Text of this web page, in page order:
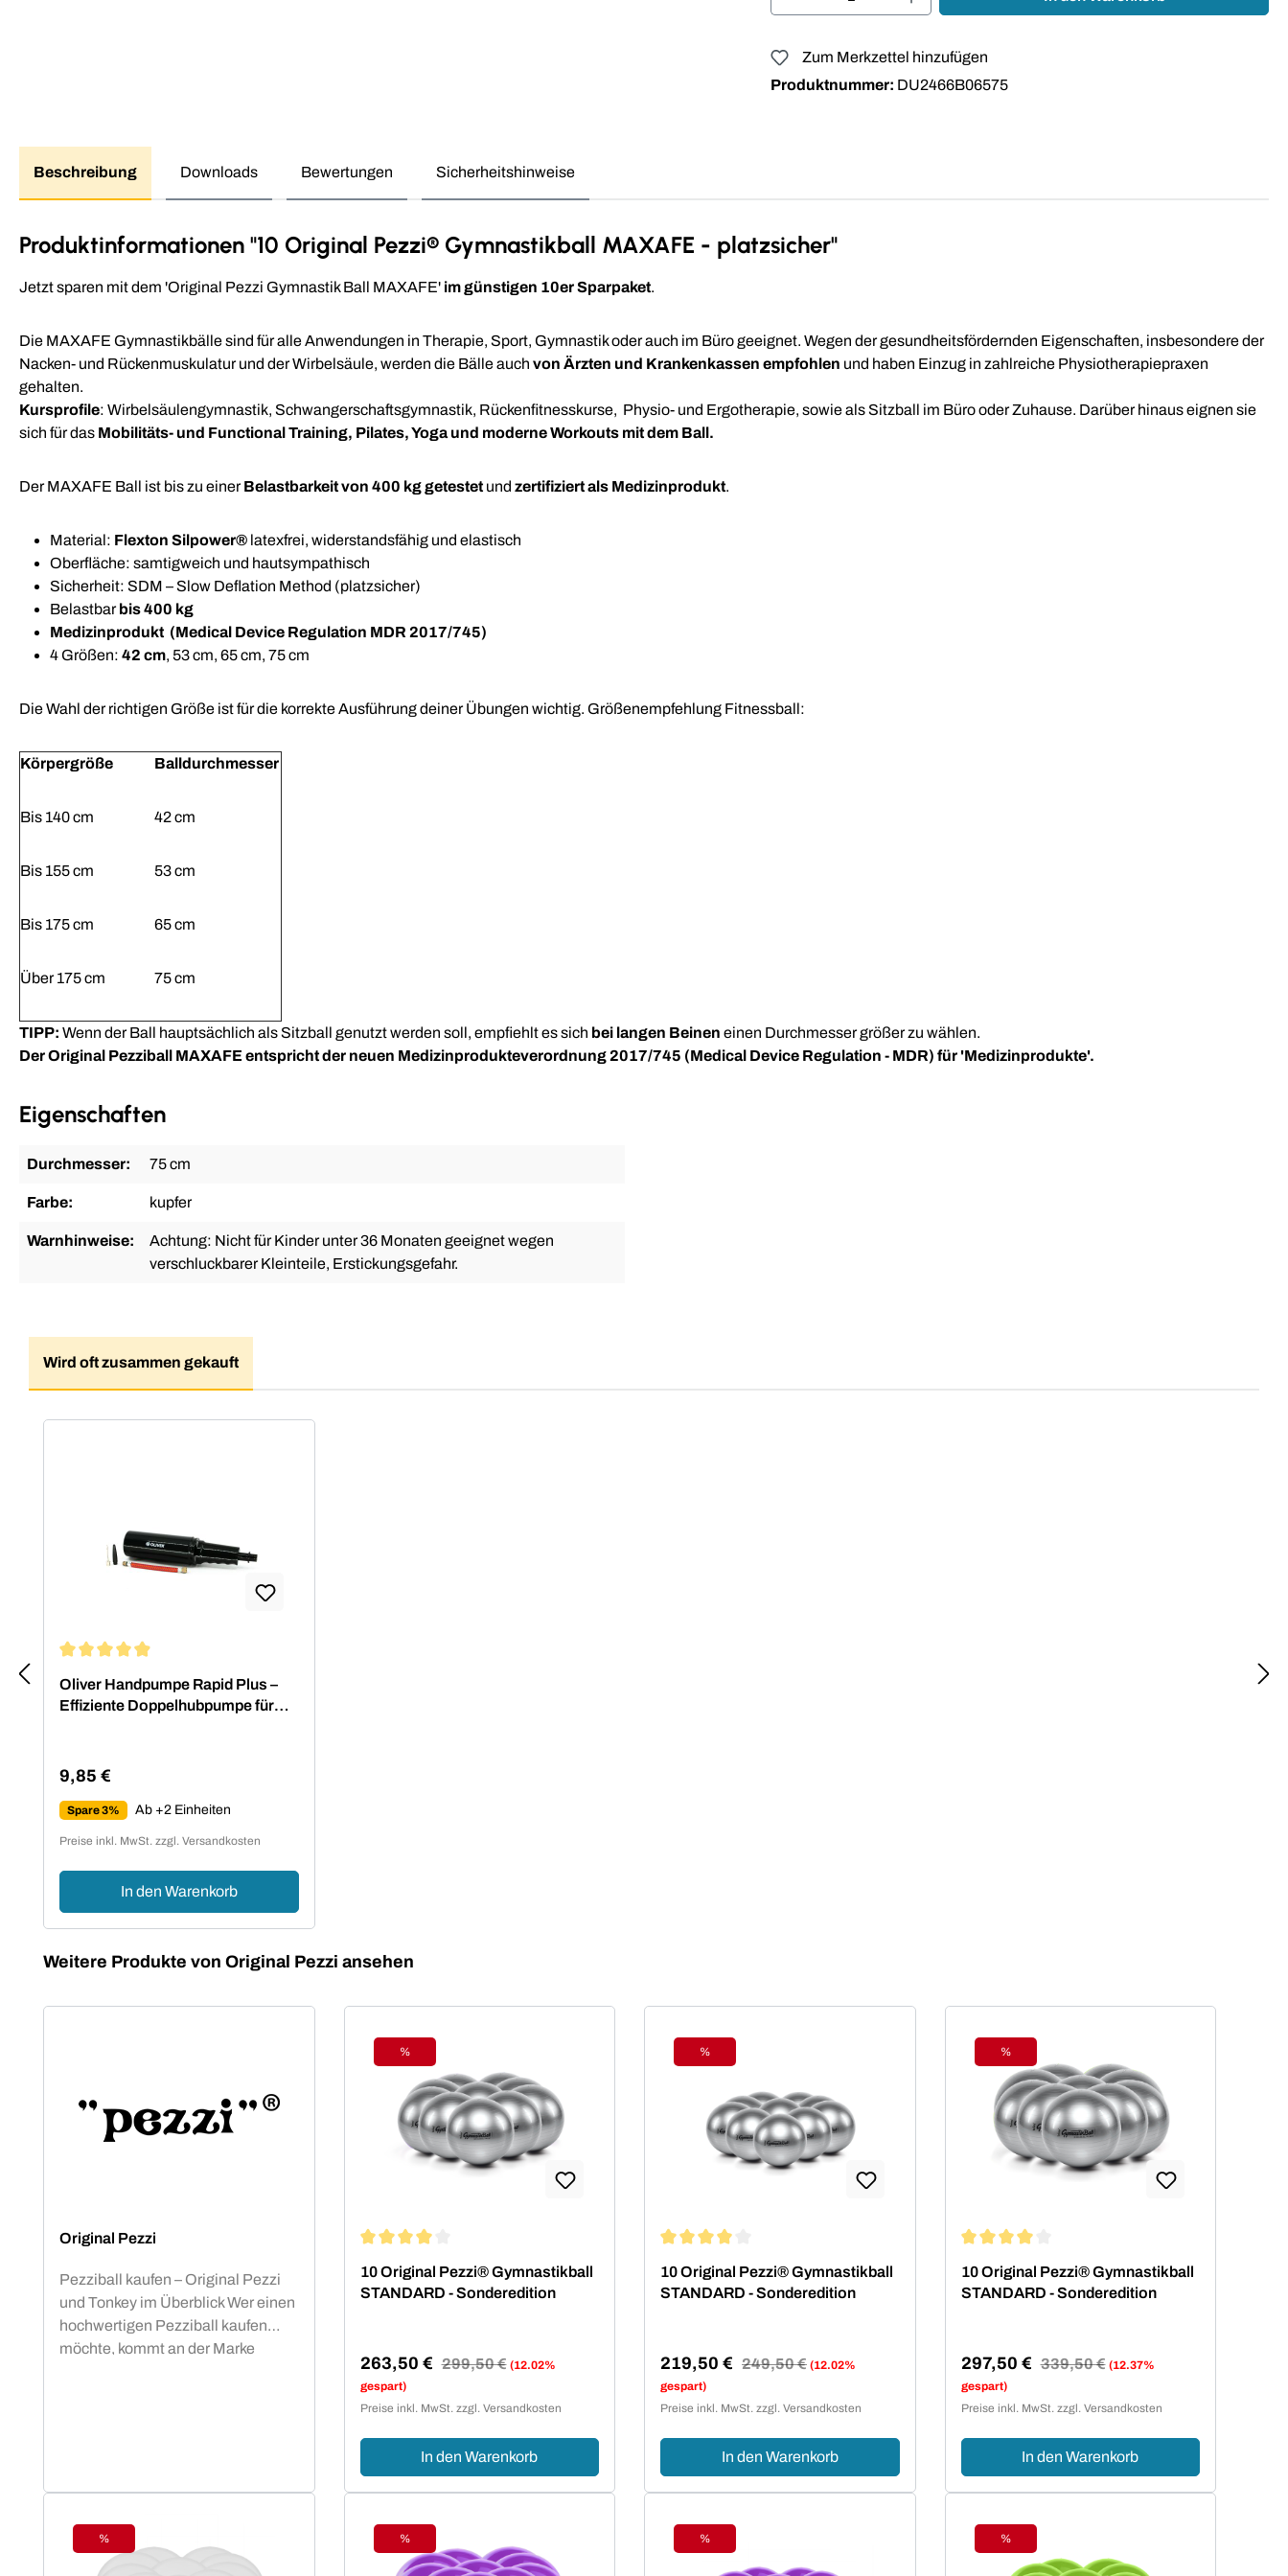
Zum Merkzettel hinzufügen
Produktnummer: DU2466B06575
Beschreibung Downloads Bewertungen Sicherheitshinweise
Produktinformationen "10 Original Pezzi® Gymnastikball MAXAFE - platzsicher"
Jetzt sparen mit dem 'Original Pezzi Gymnastik Ball MAXAFE' im günstigen 10er Sparpaket.
Die MAXAFE Gymnastikbälle sind für alle Anwendungen in Therapie, Sport, Gymnastik oder auch im Büro geeignet. Wegen der gesundheitsfördernden Eigenschaften, insbesondere der
Nacken- und Rückenmuskulatur und der Wirbelsäule, werden die Bälle auch von Ärzten und Krankenkassen empfohlen und haben Einzug in zahlreiche Physiotherapiepraxen
gehalten.
Kursprofile: Wirbelsäulengymnastik, Schwangerschaftsgymnastik, Rückenfitnesskurse, Physio- und Ergotherapie, sowie als Sitzball im Büro oder Zuhause. Darüber hinaus eignen sie
sich für das Mobilitäts- und Functional Training, Pilates, Yoga und moderne Workouts mit dem Ball.
Der MAXAFE Ball ist bis zu einerBelastbarkeit von 400 kg getestet und zertifiziert als Medizinprodukt.
Material: Flexton Silpower® latexfrei, widerstandsfähig und elastisch
Oberfläche: samtigweich und hautsympathisch
Sicherheit: SDM – Slow Deflation Method (platzsicher)
Belastbarbis 400 kg
Medizinprodukt (Medical Device Regulation MDR 2017/745)
4 Größen: 42 cm, 53 cm, 65 cm, 75 cm
Die Wahl der richtigen Größe ist für die korrekte Ausführung deiner Übungen wichtig. Größenempfehlung Fitnessball:
Körpergröße Balldurchmesser
Bis 140 cm 42 cm
Bis 155 cm 53 cm
Bis 175 cm 65 cm
Über 175 cm 75 cm
TIPP: Wenn der Ball hauptsächlich als Sitzball genutzt werden soll, empfiehlt es sich bei langen Beinen einen Durchmesser größer zu wählen.
Der Original Pezziball MAXAFE entspricht der neuen Medizinprodukteverordnung 2017/745 (Medical Device Regulation - MDR) für 'Medizinprodukte'.
Eigenschaften
Durchmesser: 75 cm
Farbe: kupfer
Warnhinweise:
Achtung: Nicht für Kinder unter 36 Monaten geeignet wegen
verschluckbarer Kleinteile, Erstickungsgefahr.
Wird oft zusammen gekauft
Oliver Handpumpe Rapid Plus –
Effiziente Doppelhubpumpe für
Regulärer Preis:
9,85 €
Spare 3% Ab +2 Einheiten
Preise inkl. MwSt. zzgl. Versandkosten
In den Warenkorb
Produktgalerie überspringen
Weitere Produkte von Original Pezzi ansehen
Original Pezzi
Pezziball kaufen – Original Pezzi
und Tonkey im Überblick Wer einen
hochwertigen Pezziball kaufen
möchte, kommt an der Marke
der Ledragomma-Familie. Die
Traditionsmarke, die seit über 60
Rabatt
%
10 Original Pezzi® Gymnastikball
STANDARD - Sonderedition
Verkaufspreis:
263,50 € Regulärer Preis:
299,50 € (12.02%
gespart)
Preise inkl. MwSt. zzgl. Versandkosten
In den Warenkorb
Rabatt
%
10 Original Pezzi® Gymnastikball
STANDARD - Sonderedition
Verkaufspreis:
219,50 € Regulärer Preis:
249,50 € (12.02%
gespart)
Preise inkl. MwSt. zzgl. Versandkosten
In den Warenkorb
Rabatt
%
10 Original Pezzi® Gymnastikball
STANDARD - Sonderedition
Verkaufspreis:
297,50 € Regulärer Preis:
339,50 € (12.37%
gespart)
Preise inkl. MwSt. zzgl. Versandkosten
In den Warenkorb
Rabatt
%
Rabatt
%
Rabatt
%
Rabatt
%